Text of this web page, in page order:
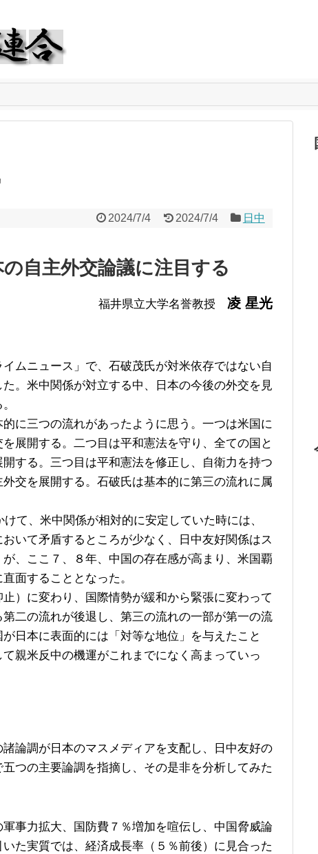
2024/7/4 2024/7/4 日中
自主外交論議に注目する
福井県立大学名誉教授 凌 星光
ムニュース」で、石破茂氏が対米依存ではない自
。米中関係が対立する中、日本の今後の外交を見
に三つの流れがあったように思う。一つは米国に
展開する。二つ目は平和憲法を守り、全ての国と
する。三つ目は平和憲法を修正し、自衛力を持つ
交を展開する。石破氏は基本的に第三の流れに属
て、米中関係が相対的に安定していた時には、
いて矛盾するところが少なく、日中友好関係はス
、ここ７、８年、中国の存在感が高まり、米国覇
面することとなった。
）に変わり、国際情勢が緩和から緊張に変わって
二の流れが後退し、第三の流れの一部が第一の流
日本に表面的には「対等な地位」を与えたこと
親米反中の機運がこれまでになく高まっていっ
論調が日本のマスメディアを支配し、日中友好の
つの主要論調を指摘し、その是非を分析してみた
事力拡大、国防費７％増加を喧伝し、中国脅威論
た実質では、経済成長率（５％前後）に見合った